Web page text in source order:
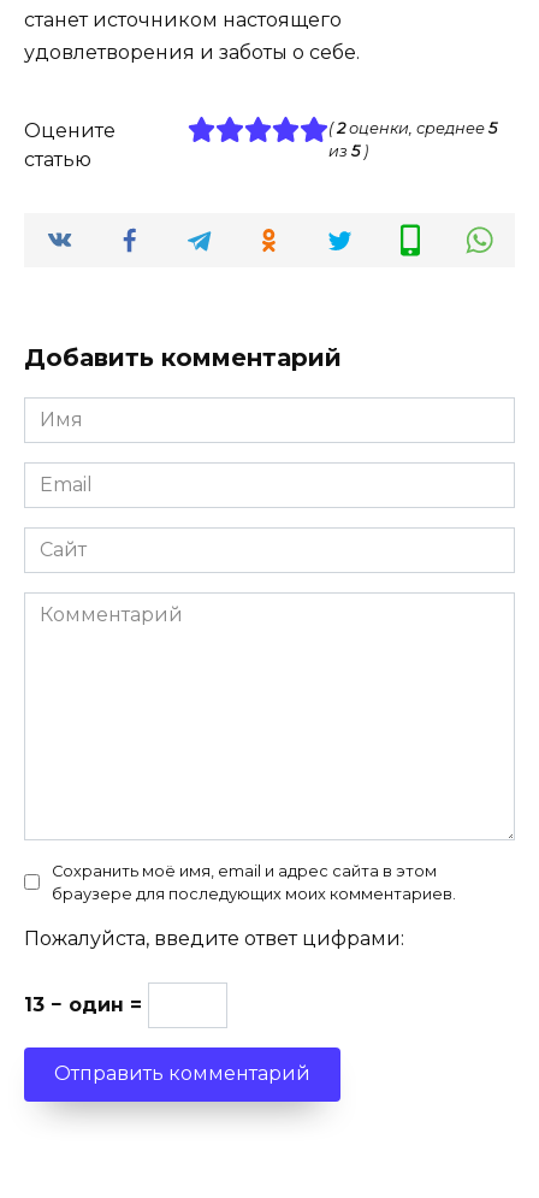
станет источником настоящего
удовлетворения и заботы о себе.
Оцените
статью
(2оценки, среднее 5
из 5)
Добавить комментарий
Имя
*
Email
*
Сайт
Комментарий
Сохранить моё имя, email и адрес сайта в этом
браузере для последующих моих комментариев.
Пожалуйста, введите ответ цифрами:
13 − один =